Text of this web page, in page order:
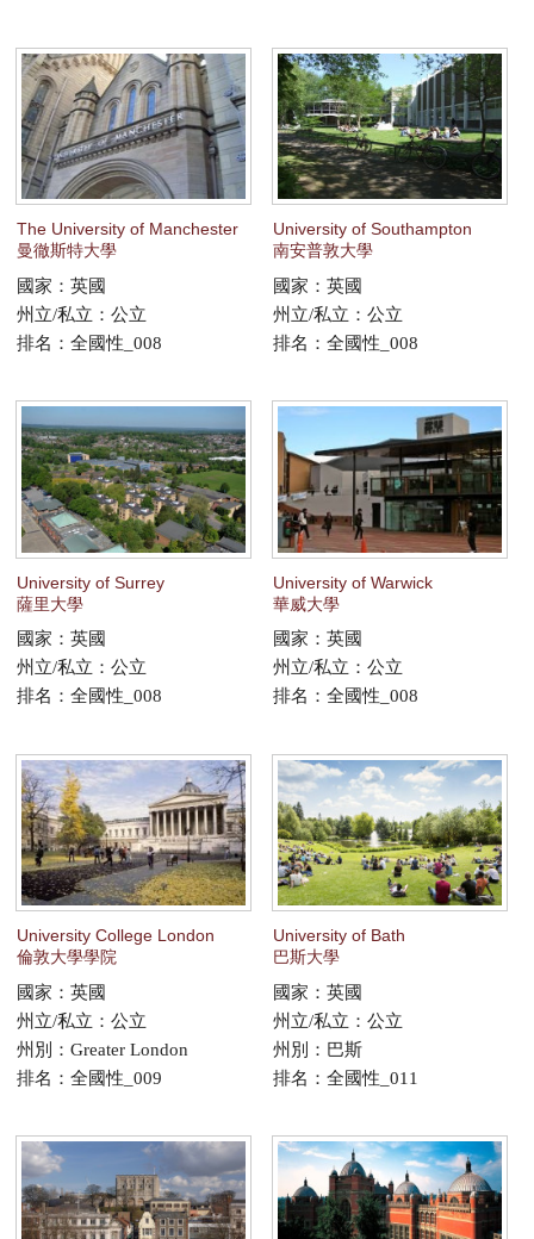
The University of Manchester
曼徹斯特大學
國家：英國
州立/私立：公立
排名：全國性_008
University of Southampton
南安普敦大學
國家：英國
州立/私立：公立
排名：全國性_008
University of Surrey
薩里大學
國家：英國
州立/私立：公立
排名：全國性_008
University of Warwick
華威大學
國家：英國
州立/私立：公立
排名：全國性_008
University College London
倫敦大學學院
國家：英國
州立/私立：公立
州別：Greater London
排名：全國性_009
University of Bath
巴斯大學
國家：英國
州立/私立：公立
州別：巴斯
排名：全國性_011